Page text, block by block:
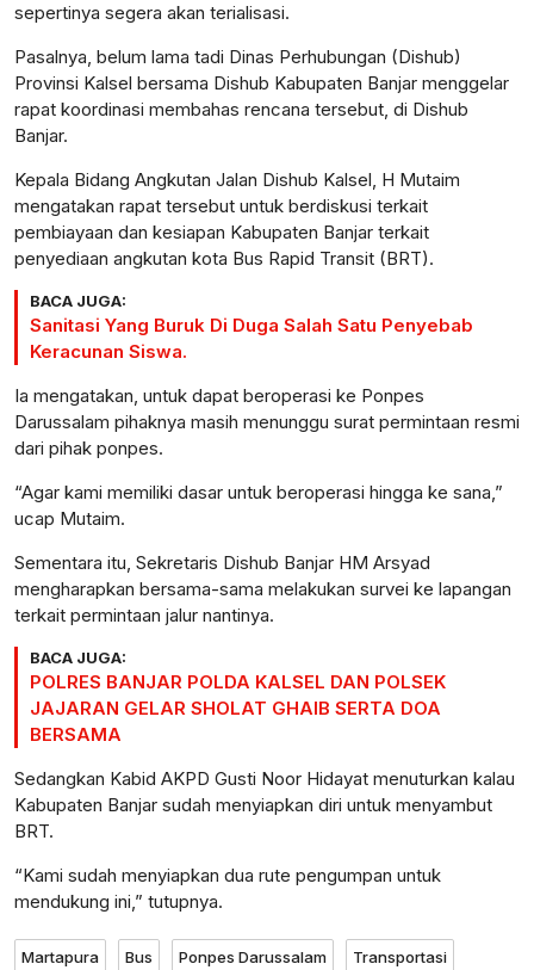
sepertinya segera akan terialisasi.
Pasalnya, belum lama tadi Dinas Perhubungan (Dishub)
Provinsi Kalsel bersama Dishub Kabupaten Banjar menggelar
rapat koordinasi membahas rencana tersebut, di Dishub
Banjar.
Kepala Bidang Angkutan Jalan Dishub Kalsel, H Mutaim
mengatakan rapat tersebut untuk berdiskusi terkait
pembiayaan dan kesiapan Kabupaten Banjar terkait
penyediaan angkutan kota Bus Rapid Transit (BRT).
BACA JUGA:
Sanitasi Yang Buruk Di Duga Salah Satu Penyebab
Keracunan Siswa.
Ia mengatakan, untuk dapat beroperasi ke Ponpes
Darussalam pihaknya masih menunggu surat permintaan resmi
dari pihak ponpes.
“Agar kami memiliki dasar untuk beroperasi hingga ke sana,”
ucap Mutaim.
Sementara itu, Sekretaris Dishub Banjar HM Arsyad
mengharapkan bersama-sama melakukan survei ke lapangan
terkait permintaan jalur nantinya.
BACA JUGA:
POLRES BANJAR POLDA KALSEL DAN POLSEK
JAJARAN GELAR SHOLAT GHAIB SERTA DOA
BERSAMA
Sedangkan Kabid AKPD Gusti Noor Hidayat menuturkan kalau
Kabupaten Banjar sudah menyiapkan diri untuk menyambut
BRT.
“Kami sudah menyiapkan dua rute pengumpan untuk
mendukung ini,” tutupnya.
Martapura Bus Ponpes Darussalam Transportasi